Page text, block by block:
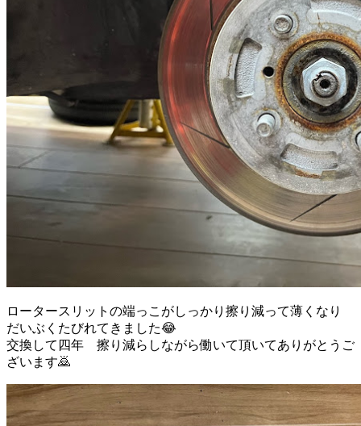
ロータースリットの端っこがしっかり擦り減って薄くなり
だいぶくたびれてきました😂
交換して四年 擦り減らしながら働いて頂いてありがとうご
ざいます🙇